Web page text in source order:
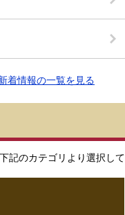
着情報の一覧を見る
記のカテゴリより選択して